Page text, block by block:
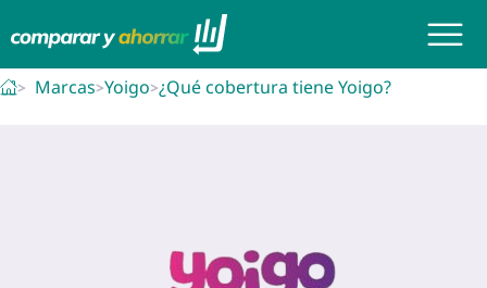
Marcas Yoigo ¿Qué cobertura tiene Yoigo?